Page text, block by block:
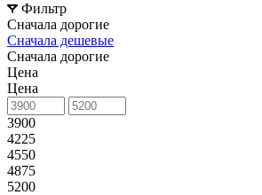
Фильтр
Сначала дорогие
Сначала дешевые
Сначала дорогие
Цена
Цена
3900
4225
4550
4875
5200